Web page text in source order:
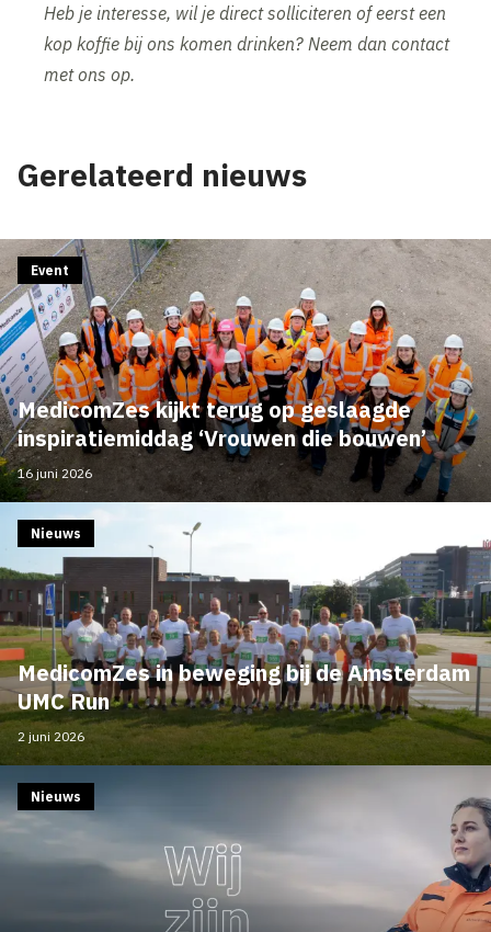
Heb je interesse, wil je direct solliciteren of eerst een
kop koffie bij ons komen drinken? Neem dan contact
met ons op.
Gerelateerd nieuws
MedicomZes kijkt terug op geslaagde
inspiratiemiddag ‘Vrouwen die bouwen’
Event
16 juni 2026
MedicomZes in beweging bij de Amsterdam
UMC Run
Nieuws
2 juni 2026
Nieuws